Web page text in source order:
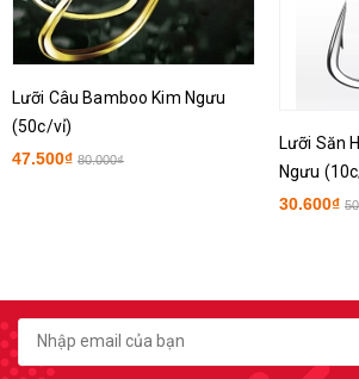
Lưỡi Câu Bamboo Kim Ngưu
(50c/vỉ)
47.500₫ 80.000₫
Lưỡi Săn
Ngưu
30.600₫